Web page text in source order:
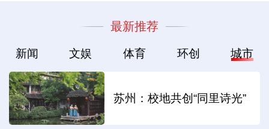
最新推荐
新闻 文娱 体育 环创 城市
苏州：校地共创“同里诗光”